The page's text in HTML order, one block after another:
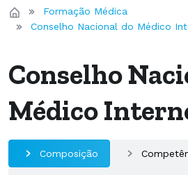
Formação Médica
Conselho Nacional do Médico
Conselho
Médico
Composição